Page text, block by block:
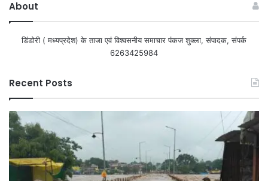
About
डिंडोरी ( मध्यप्रदेश) के ताजा एवं विश्वसनीय समाचार पंकज शुक्ला, संपादक, संपर्क
6263425984
Recent Posts